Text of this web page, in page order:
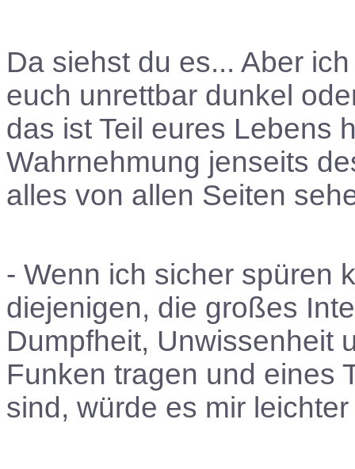
Da siehst du es... Aber
euch unrettbar dunkel
das ist Teil eures Lebens
Wahrnehmung jenseits
alles von allen Seiten
- Wenn ich sicher spüren
diejenigen, die großes
Dumpfheit, Unwissenheit
Funken tragen und eines
sind, würde es mir